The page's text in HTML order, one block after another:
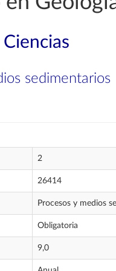
sedimentarios
2
26414
Procesos y medios
Obligatoria
9,0